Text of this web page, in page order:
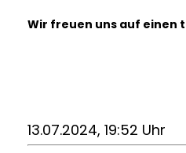
Wir freuen uns auf einen
13.07.2024, 19:52 Uhr